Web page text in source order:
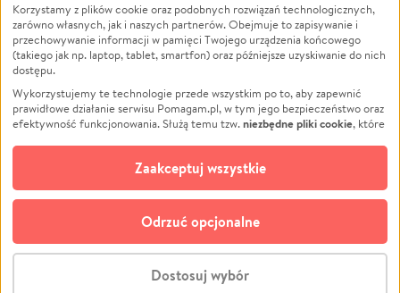
Zwierzęta
Pożar
Ukraina
Pomoc Finansowa
Projekty
Pogrzeb
Społeczność lokalna
Kultura
Powódź
Wichura
NGO
Edukacja
Podróż
Impreza
Ochrona środowiska
Biznes
© CROWDING SP. Z O.O.
Korzystamy z plików cookie oraz podobnych rozwiązań technologicznych,
zarówno własnych, jak i naszych partnerów. Obejmuje to zapisywanie i
przechowywanie informacji w pamięci Twojego urządzenia końcowego
(takiego jak np. laptop, tablet, smartfon) oraz późniejsze uzyskiwanie do nich
dostępu.
Wykorzystujemy te technologie przede wszystkim po to, aby zapewnić
prawidłowe działanie serwisu Pomagam.pl, w tym jego bezpieczeństwo oraz
efektywność funkcjonowania. Służą temu tzw.niezbędne pliki cookie, które
opcjonalnych plików cookie
technologii do celów analitycznych i retargetingowych. Możesz wyrazić
zgodę na ich stosowanie lub jej odmówić. W dowolnym momencie masz
możliwość zmiany swoich preferencji na stronie „Zarządzaj zgodami cookie”,
do której link znajdziesz w stopce serwisu Pomagam.pl. Opcjonalne pliki
cookie wykorzystywane są w następujących celach:
działanie serwisu Pomagam.pl. Dzięki nim możemy zrozumieć, jak
Dostosuj wybór
Odrzuć opcjonalne
Zaakceptuj wszystkie